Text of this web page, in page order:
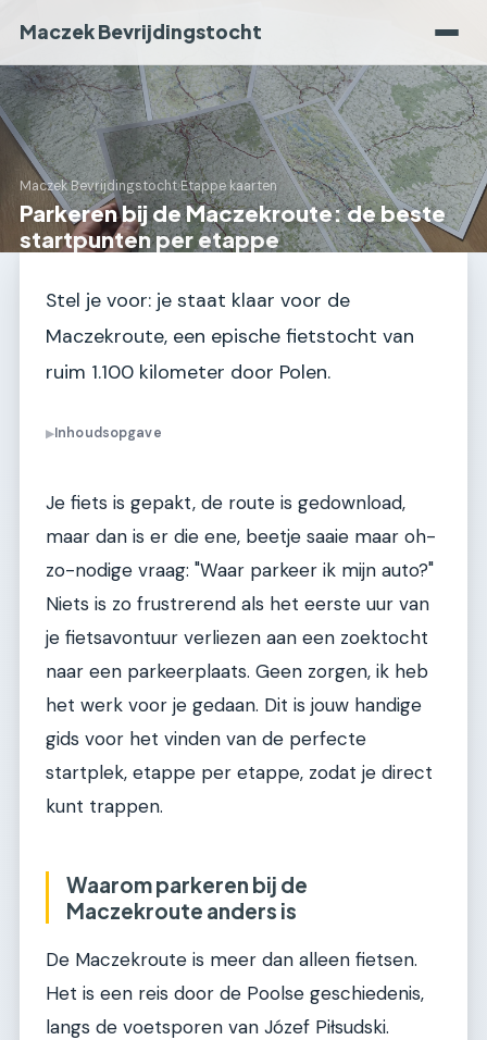
Maczek Bevrijdingstocht
Maczek Bevrijdingstocht›Etappe kaarten
Parkeren bij de Maczekroute: de beste
startpunten per etappe
Stel je voor: je staat klaar voor de
Maczekroute, een epische fietstocht van
ruim 1.100 kilometer door Polen.
▶Inhoudsopgave
Je fiets is gepakt, de route is gedownload,
maar dan is er die ene, beetje saaie maar oh-
zo-nodige vraag: "Waar parkeer ik mijn auto?"
Niets is zo frustrerend als het eerste uur van
je fietsavontuur verliezen aan een zoektocht
naar een parkeerplaats. Geen zorgen, ik heb
het werk voor je gedaan. Dit is jouw handige
gids voor het vinden van de perfecte
startplek, etappe per etappe, zodat je direct
kunt trappen.
Waarom parkeren bij de
Maczekroute anders is
De Maczekroute is meer dan alleen fietsen.
Het is een reis door de Poolse geschiedenis,
langs de voetsporen van Józef Piłsudski.